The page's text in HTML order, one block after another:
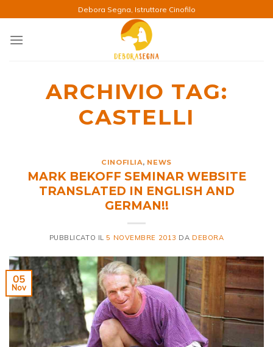
ai
contenuti
Debora Segna, Istruttore Cinofilo
ARCHIVIO TAG:
CASTELLI
CINOFILIA, NEWS
MARK BEKOFF SEMINAR WEBSITE
TRANSLATED IN ENGLISH AND
GERMAN!!
PUBBLICATO IL 5 NOVEMBRE 2013 DA DEBORA
05
Nov